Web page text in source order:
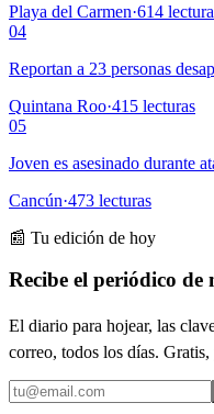
Playa del Carmen·614
04
Reportan a 23 personas
Quintana Roo·415 lecturas
05
Joven es asesinado durante
Cancún·473 lecturas
📰 Tu edición de hoy
Recibe el periódico
El diario para hojear, las
correo, todos los días.